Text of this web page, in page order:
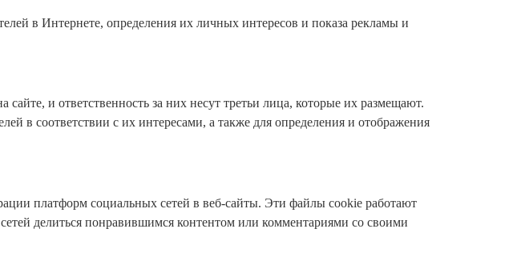
в Интернете, определения их личных интересов и показа рекламы и
и ответственность за них несут третьи лица, которые их размещают.
в соответствии с их интересами, а также для определения и отображения
платформ социальных сетей в веб-сайты. Эти файлы cookie работают
делиться понравившимся контентом или комментариями со своими